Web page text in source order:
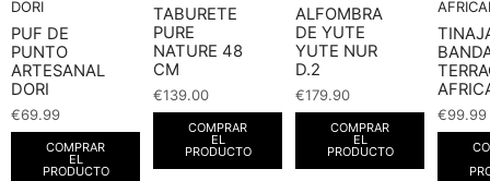
PUF DE
PUNTO
ARTESANAL
DORI
€69.99
COMPRAR
EL
PRODUCTO
TABURETE
PURE
NATURE 48
CM
€139.00
COMPRAR
EL
PRODUCTO
ALFOMBRA
DE YUTE
YUTE NUR
D.2
€179.90
COMPRAR
EL
PRODUCTO
€99.99